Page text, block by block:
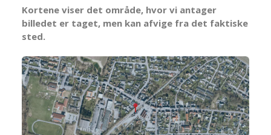
Kortene viser det område, hvor vi antager
billedet er taget, men kan afvige fra det faktiske
sted.